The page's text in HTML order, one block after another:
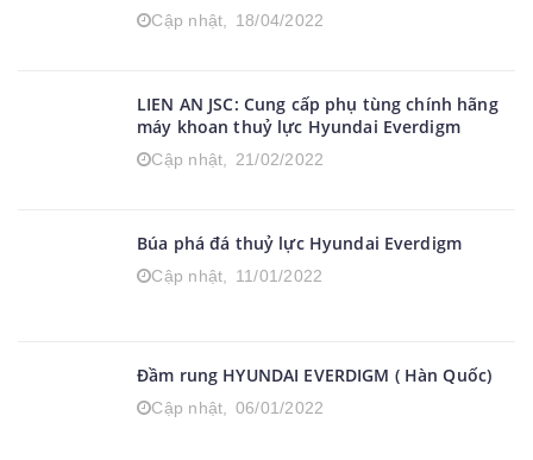
Cập nhật, 18/04/2022
LIEN AN JSC: Cung cấp phụ tùng chính hãng
máy khoan thuỷ lực Hyundai Everdigm
Cập nhật, 21/02/2022
Búa phá đá thuỷ lực Hyundai Everdigm
Cập nhật, 11/01/2022
Đầm rung HYUNDAI EVERDIGM ( Hàn Quốc)
Cập nhật, 06/01/2022